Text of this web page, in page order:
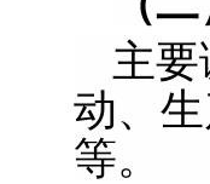
主
动、
等。